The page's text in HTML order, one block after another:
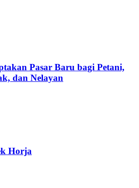
Pasar Baru bagi Petani,
dan Nelayan
Horja